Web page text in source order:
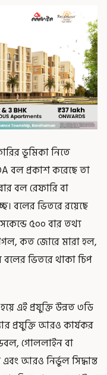
ভূমিকা নিতে
বল প্রকাশ করেছে তা
বল রেফারি বা
বলের ভিতরে রয়েছে
৫০০ বার তথ্য
কত জোরে মারা হল,
ভিতরে থাকা চিপ
এই প্রযুক্তি উন্নত ৩ডি
প্রযুক্তি আরও কার্যকর
গোললাইন বা
এবং আরও নির্ভুল সিদ্ধান্ত